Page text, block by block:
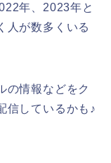
年、2023年と
人が数多くいる
の情報などをク
信しているかも♪